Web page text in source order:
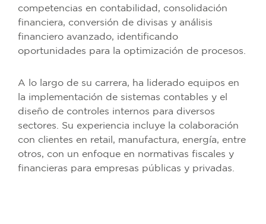
competencias en contabilidad, consolidación
financiera, conversión de divisas y análisis
financiero avanzado, identificando
oportunidades para la optimización de procesos.
A lo largo de su carrera, ha liderado equipos en
la implementación de sistemas contables y el
diseño de controles internos para diversos
sectores. Su experiencia incluye la colaboración
con clientes en retail, manufactura, energía, entre
otros, con un enfoque en normativas fiscales y
financieras para empresas públicas y privadas.